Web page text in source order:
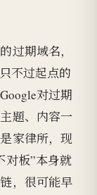
过期域名，
不过起点的
对过期
题、内容一
家律所，现
对板”本身就
，很可能早